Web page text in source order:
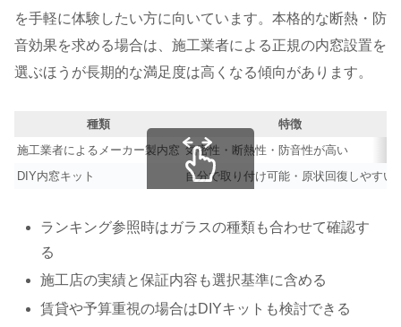
を手軽に体験したい方に向いています。本格的な断熱・防
音効果を求める場合は、施工業者による正規の内窓設置を
選ぶほうが長期的な満足度は高くなる傾向があります。
種類
特徴
施工業者によるメーカー製内窓 気密性・断熱性・防音性が高い
DIY内窓キット
自分で取り付け可能・原状回復しやすい
ランキング参照時はガラスの種類も合わせて確認す
る
施工店の実績と保証内容も選択基準に含める
賃貸や予算重視の場合はDIYキットも検討できる